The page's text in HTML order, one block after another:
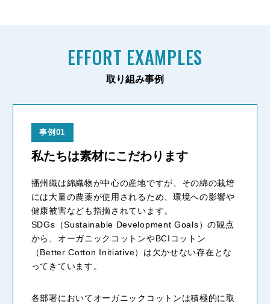
EFFORT EXAMPLES
取り組み事例
事例01
私たちは素材にこだわります
播州織は綿織物が中心の産地ですが、その綿の栽培
には大量の農薬が使用されるため、環境への影響や
健康被害なども指摘されています。
SDGs（Sustainable Development Goals）の観点
から、オーガニックコットンやBCIコットン
（Better Cotton Initiative）は欠かせない存在とな
ってきています。
各部署においてオーガニックコットンは積極的に取